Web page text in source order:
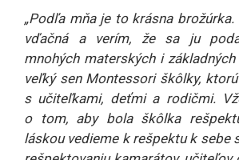
„Podľa mňa je to krásna brožúrka.
vďačná a verím, že sa ju
mnohých materských i
veľký sen Montessori škôlky,
s učiteľkami, deťmi a rodičmi.
o tom, aby bola škôlka
láskou vedieme k rešpektu k sebe